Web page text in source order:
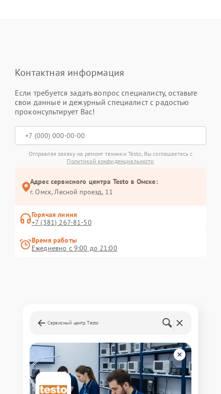
Контактная информация
Если требуется задать вопрос специалисту, оставьте
свои данные и дежурный специалист с радостью
проконсультирует Вас!
Отправляя заявку на ремонт техники Testo, Вы соглашаетесь с
Политикой конфиденциальности
Адрес сервисного центра Testo в Омске:
г. Омск, ​Лесной проезд, 11
Горячая линия
+7 (381) 267-81-50
Время работы
Ежедневно с 9:00 до 21:00
Сервисный центр Testo